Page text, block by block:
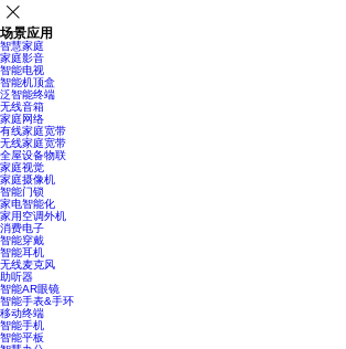
场景应用
智慧家庭
家庭影音
智能电视
智能机顶盒
泛智能终端
无线音箱
家庭网络
有线家庭宽带
无线家庭宽带
全屋设备物联
家庭视觉
家庭摄像机
智能门锁
家电智能化
家用空调外机
消费电子
智能穿戴
智能耳机
无线麦克风
助听器
智能AR眼镜
智能手表&手环
移动终端
智能手机
智能平板